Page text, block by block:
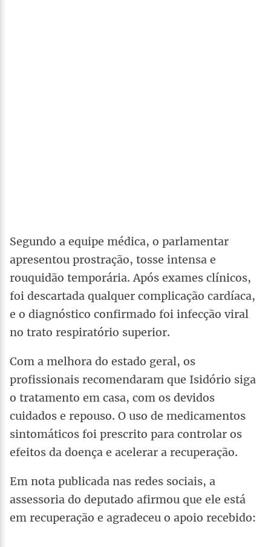
Segundo a equipe médica, o parlamentar
apresentou prostração, tosse intensa e
rouquidão temporária. Após exames clínicos,
foi descartada qualquer complicação cardíaca,
e o diagnóstico confirmado foi infecção viral
no trato respiratório superior.
Com a melhora do estado geral, os
profissionais recomendaram que Isidório siga
o tratamento em casa, com os devidos
cuidados e repouso. O uso de medicamentos
sintomáticos foi prescrito para controlar os
efeitos da doença e acelerar a recuperação.
Em nota publicada nas redes sociais, a
assessoria do deputado afirmou que ele está
em recuperação e agradeceu o apoio recebido: